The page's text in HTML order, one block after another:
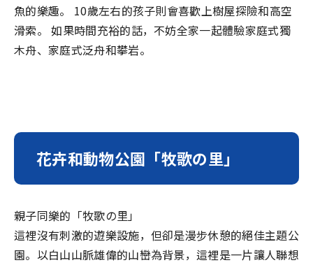
魚的樂趣。 10歲左右的孩子則會喜歡上樹屋探險和高空
滑索。 如果時間充裕的話，不妨全家一起體驗家庭式獨
木舟、家庭式泛舟和攀岩。
花卉和動物公園「牧歌の里」
親子同樂的「牧歌の里」
這裡沒有刺激的遊樂設施，但卻是漫步休憩的絕佳主題公
園。以白山山脈雄偉的山巒為背景，這裡是一片讓人聯想